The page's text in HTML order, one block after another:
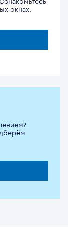
окнах.